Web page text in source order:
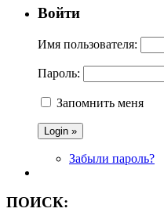
Войти
Имя пользователя:
Пароль:
Запомнить меня
Забыли пароль?
ПОИСК: